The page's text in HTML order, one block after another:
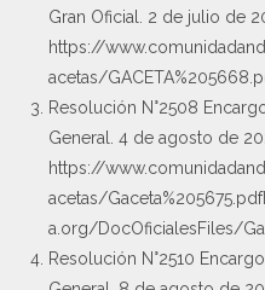
Gran Oficial. 2 de julio de
https://
acetas/
Resolución N°2508
General. 4 de agosto de
https://
acetas/
a.org/DocOficialesFiles/
Resolución N°2510